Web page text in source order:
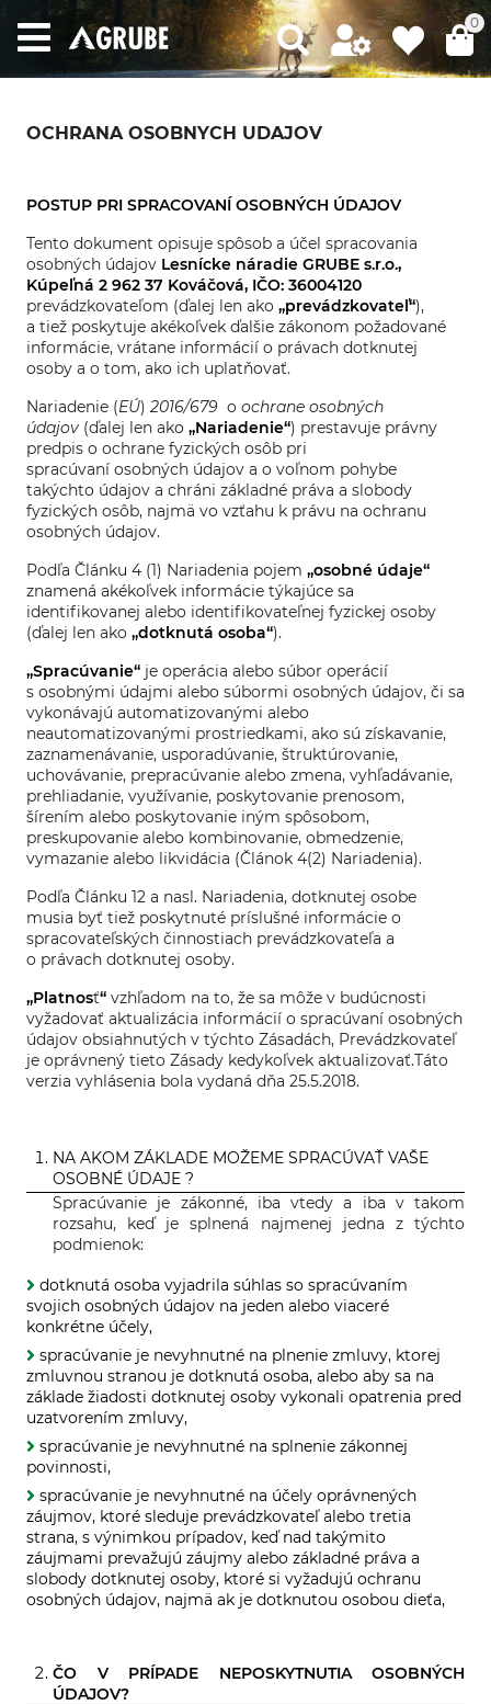
0
OCHRANA OSOBNYCH UDAJOV
POSTUP PRI SPRACOVANÍ OSOBNÝCH ÚDAJOV
Tento dokument opisuje spôsob a účel spracovania
osobných údajov Lesnícke náradie GRUBE s.r.o.,
Kúpeľná 2 962 37 Kováčová, IČO: 36004120
prevádzkovateľom (ďalej len ako „prevádzkovateľ“),
a tiež poskytuje akékoľvek ďalšie zákonom požadované
informácie, vrátane informácií o právach dotknutej
osoby a o tom, ako ich uplatňovať.
Nariadenie (EÚ) 2016/679 o ochrane osobných
údajov (ďalej len ako „Nariadenie“) prestavuje právny
predpis o ochrane fyzických osôb pri
spracúvaní osobných údajov a o voľnom pohybe
takýchto údajov a chráni základné práva a slobody
fyzických osôb, najmä vo vzťahu k právu na ochranu
osobných údajov.
Podľa Článku 4 (1) Nariadenia pojem „osobné údaje“
znamená akékoľvek informácie týkajúce sa
identifikovanej alebo identifikovateľnej fyzickej osoby
(ďalej len ako „dotknutá osoba“).
„Spracúvanie“ je operácia alebo súbor operácií
s osobnými údajmi alebo súbormi osobných údajov, či sa
vykonávajú automatizovanými alebo
neautomatizovanými prostriedkami, ako sú získavanie,
zaznamenávanie, usporadúvanie, štruktúrovanie,
uchovávanie, prepracúvanie alebo zmena, vyhľadávanie,
prehliadanie, využívanie, poskytovanie prenosom,
šírením alebo poskytovanie iným spôsobom,
preskupovanie alebo kombinovanie, obmedzenie,
vymazanie alebo likvidácia (Článok 4(2) Nariadenia).
Podľa Článku 12 a nasl. Nariadenia, dotknutej osobe
musia byť tiež poskytnuté príslušné informácie o
spracovateľských činnostiach prevádzkovateľa a
o právach dotknutej osoby.
„Platnosť“ vzhľadom na to, že sa môže v budúcnosti
vyžadovať aktualizácia informácií o spracúvaní osobných
údajov obsiahnutých v týchto Zásadách, Prevádzkovateľ
je oprávnený tieto Zásady kedykoľvek aktualizovať.Táto
verzia vyhlásenia bola vydaná dňa 25.5.2018.
NA AKOM ZÁKLADE MOŽEME SPRACÚVAŤ VAŠE
OSOBNÉ ÚDAJE ?
Spracúvanie je zákonné, iba vtedy a iba v takom
rozsahu, keď je splnená najmenej jedna z týchto
podmienok:
dotknutá osoba vyjadrila súhlas so spracúvaním
svojich osobných údajov na jeden alebo viaceré
konkrétne účely,
spracúvanie je nevyhnutné na plnenie zmluvy, ktorej
zmluvnou stranou je dotknutá osoba, alebo aby sa na
základe žiadosti dotknutej osoby vykonali opatrenia pred
uzatvorením zmluvy,
spracúvanie je nevyhnutné na splnenie zákonnej
povinnosti,
spracúvanie je nevyhnutné na účely oprávnených
záujmov, ktoré sleduje prevádzkovateľ alebo tretia
strana, s výnimkou prípadov, keď nad takýmito
záujmami prevažujú záujmy alebo základné práva a
slobody dotknutej osoby, ktoré si vyžadujú ochranu
osobných údajov, najmä ak je dotknutou osobou dieťa,
ČO V PRÍPADE NEPOSKYTNUTIA OSOBNÝCH
ÚDAJOV?